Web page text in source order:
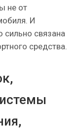
не от
И
сильно связана
средства.